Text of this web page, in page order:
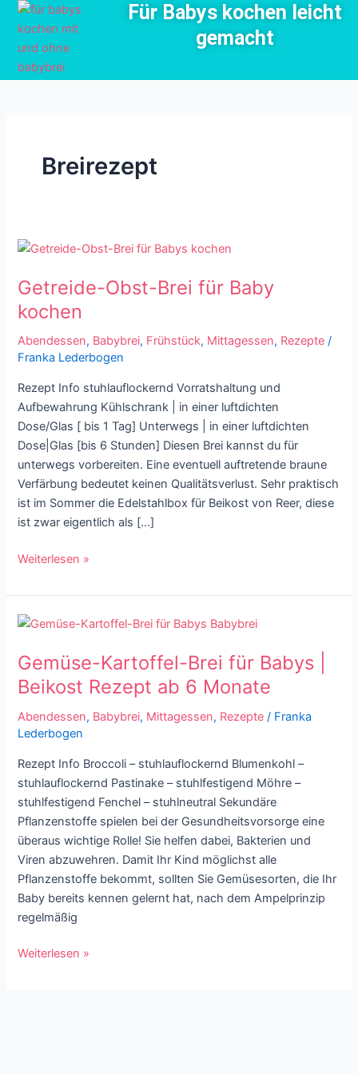
Zum
Inhalt
springen
Für Babys kochen leicht
gemacht
Breirezept
Getreide-Obst-Brei für Baby
kochen
Abendessen, Babybrei, Frühstück, Mittagessen, Rezepte /
Franka Lederbogen
Rezept Info stuhlauflockernd Vorratshaltung und
Aufbewahrung Kühlschrank | in einer luftdichten
Dose/Glas [ bis 1 Tag] Unterwegs | in einer luftdichten
Dose|Glas [bis 6 Stunden] Diesen Brei kannst du für
unterwegs vorbereiten. Eine eventuell auftretende braune
Verfärbung bedeutet keinen Qualitätsverlust. Sehr praktisch
ist im Sommer die Edelstahlbox für Beikost von Reer, diese
ist zwar eigentlich als […]
Getreide-
Brei
für
Baby
kochen
Weiterlesen »
Gemüse-Kartoffel-Brei für Babys |
Beikost Rezept ab 6 Monate
Abendessen, Babybrei, Mittagessen, Rezepte / Franka
Lederbogen
Rezept Info Broccoli – stuhlauflockernd Blumenkohl –
stuhlauflockernd Pastinake – stuhlfestigend Möhre –
stuhlfestigend Fenchel – stuhlneutral Sekundäre
Pflanzenstoffe spielen bei der Gesundheitsvorsorge eine
überaus wichtige Rolle! Sie helfen dabei, Bakterien und
Viren abzuwehren. Damit Ihr Kind möglichst alle
Pflanzenstoffe bekommt, sollten Sie Gemüsesorten, die Ihr
Baby bereits kennen gelernt hat, nach dem Ampelprinzip
regelmäßig
Gemüse-
Brei
für
Babys
|
Beikost
Rezept
ab
Monate
Weiterlesen »